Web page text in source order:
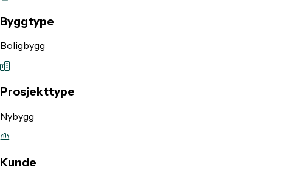
Byggtype
Boligbygg
Prosjekttype
Nybygg
Kunde